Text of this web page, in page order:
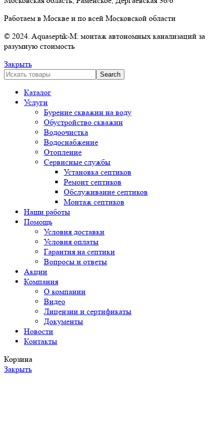
Работаем в Москве и по всей Московской области
© 2024. Aquaseptik-M: монтаж автономных канализаций за
разумную стоимость
Закрыть
Search
Каталог
Услуги
Бурение скважин на воду
Обустройство скважин
Водоочистка
Водоснабжение
Отопление
Сервисные службы
Установка септиков
Ремонт септиков
Обслуживание септиков
Монтаж септиков
Наши работы
Помощь
Условия доставки
Условия оплаты
Гарантия на септики
Вопросы и ответы
Акции
Компания
О компании
Видео
Лицензии и сертификаты
Документы
Новости
Контакты
Корзина
Закрыть